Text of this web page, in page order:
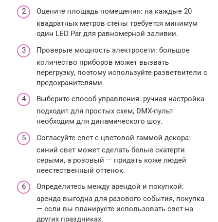
Оцените площадь помещения: на каждые 20
квадратных метров стены требуется минимум
один LED Par для равномерной заливки.
Проверьте мощность электросети: большое
количество приборов может вызвать
перегрузку, поэтому используйте разветвители с
предохранителями.
Выберите способ управления: ручная настройка
подходит для простых схем, DMX-пульт
необходим для динамического шоу.
Согласуйте свет с цветовой гаммой декора:
синий свет может сделать белые скатерти
серыми, а розовый — придать коже людей
неестественный оттенок.
Определитесь между арендой и покупкой:
аренда выгодна для разового события, покупка
— если вы планируете использовать свет на
других праздниках.